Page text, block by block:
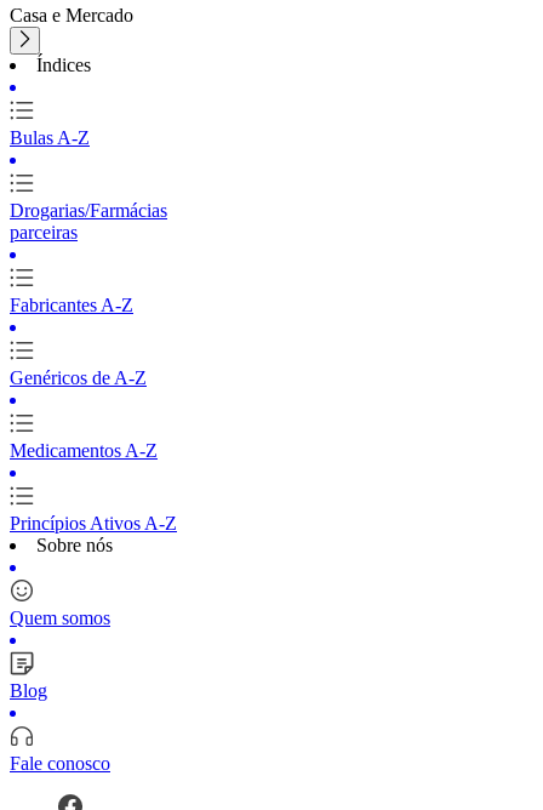
Casa e Mercado
Índices
Bulas A-Z
Drogarias/Farmácias
parceiras
Fabricantes A-Z
Genéricos de A-Z
Medicamentos A-Z
Princípios Ativos A-Z
Sobre nós
Quem somos
Blog
Fale conosco